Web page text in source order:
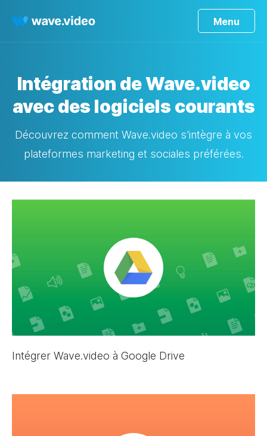
Menu
Intégration de Wave.video
avec des logiciels courants
Découvrez comment Wave.video s'intègre à vos
plateformes marketing et sociales préférées.
Intégrer Wave.video à Google Drive